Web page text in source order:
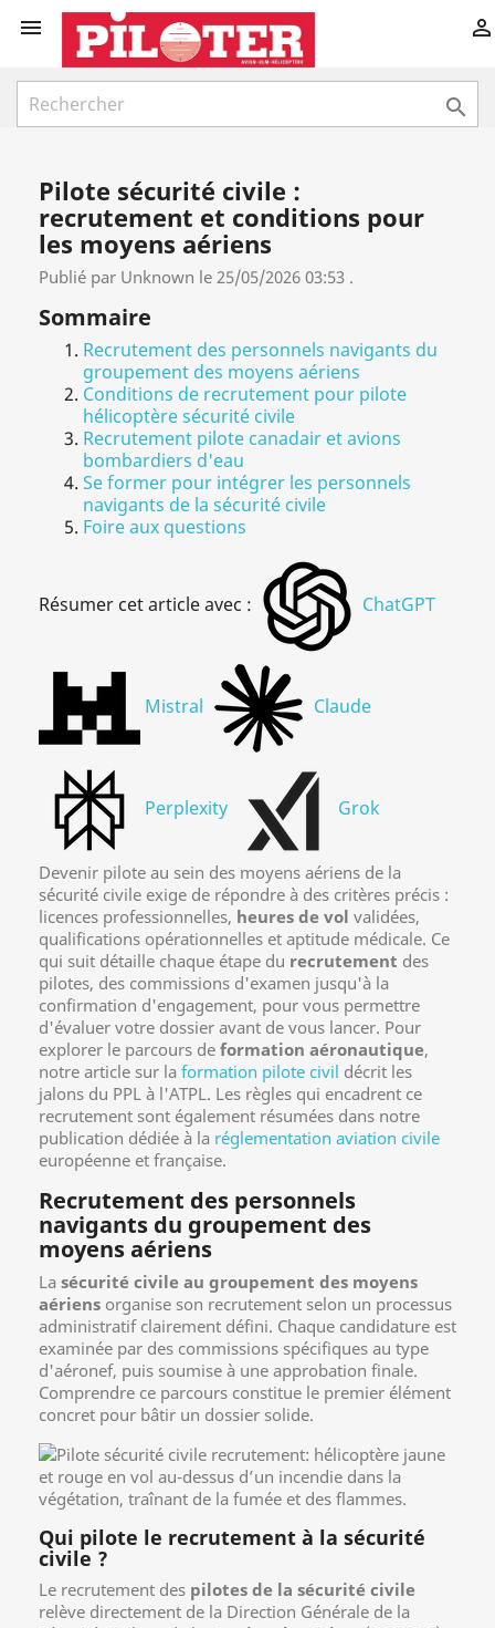
 

Pilote sécurité civile :
recrutement et conditions pour
les moyens aériens
Publié par Unknown le 25/05/2026 03:53 .
Sommaire
Recrutement des personnels navigants du
groupement des moyens aériens
Conditions de recrutement pour pilote
hélicoptère sécurité civile
Recrutement pilote canadair et avions
bombardiers d'eau
Se former pour intégrer les personnels
navigants de la sécurité civile
Foire aux questions
Résumer cet article avec : ChatGPT
Mistral Claude
Perplexity Grok
Devenir pilote au sein des moyens aériens de la
sécurité civile exige de répondre à des critères précis :
licences professionnelles, heures de vol validées,
qualifications opérationnelles et aptitude médicale. Ce
qui suit détaille chaque étape du recrutement des
pilotes, des commissions d'examen jusqu'à la
confirmation d'engagement, pour vous permettre
d'évaluer votre dossier avant de vous lancer. Pour
explorer le parcours de formation aéronautique,
notre article sur la formation pilote civil décrit les
jalons du PPL à l'ATPL. Les règles qui encadrent ce
recrutement sont également résumées dans notre
publication dédiée à la réglementation aviation civile
européenne et française.
Recrutement des personnels
navigants du groupement des
moyens aériens
La sécurité civile au groupement des moyens
aériens organise son recrutement selon un processus
administratif clairement défini. Chaque candidature est
examinée par des commissions spécifiques au type
d'aéronef, puis soumise à une approbation finale.
Comprendre ce parcours constitue le premier élément
concret pour bâtir un dossier solide.
Qui pilote le recrutement à la sécurité
civile ?
Le recrutement des pilotes de la sécurité civile
relève directement de la Direction Générale de la